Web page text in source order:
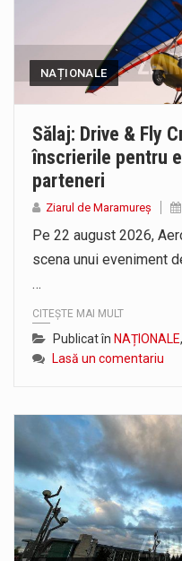
NAȚIONALE
Sălaj: Drive & Fly
înscrierile pentru
parteneri
Ziarul de Maramureș
Pe 22 august 2026,
scena unui eveniment
…
CITEȘTE MAI MULT
Publicat în NAȚIONALE,
Lasă un comentariu